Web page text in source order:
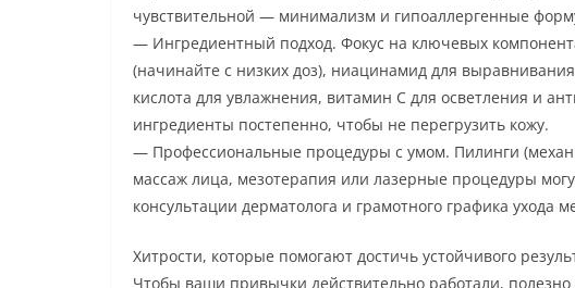
чувствительной — минимализм и гипоаллергенные
— Ингредиентный подход. Фокус на ключевых
(начинайте с низких доз), ниацинамид для
кислота для увлажнения, витамин С для осветления и
ингредиенты постепенно, чтобы не перегрузить кожу.
— Профессиональные процедуры с умом. Пилинги
массаж лица, мезотерапия или лазерные процедуры
консультации дерматолога и грамотного графика ухода
Хитрости, которые помогают достичь устойчивого
Чтобы ваши привычки действительно работали,